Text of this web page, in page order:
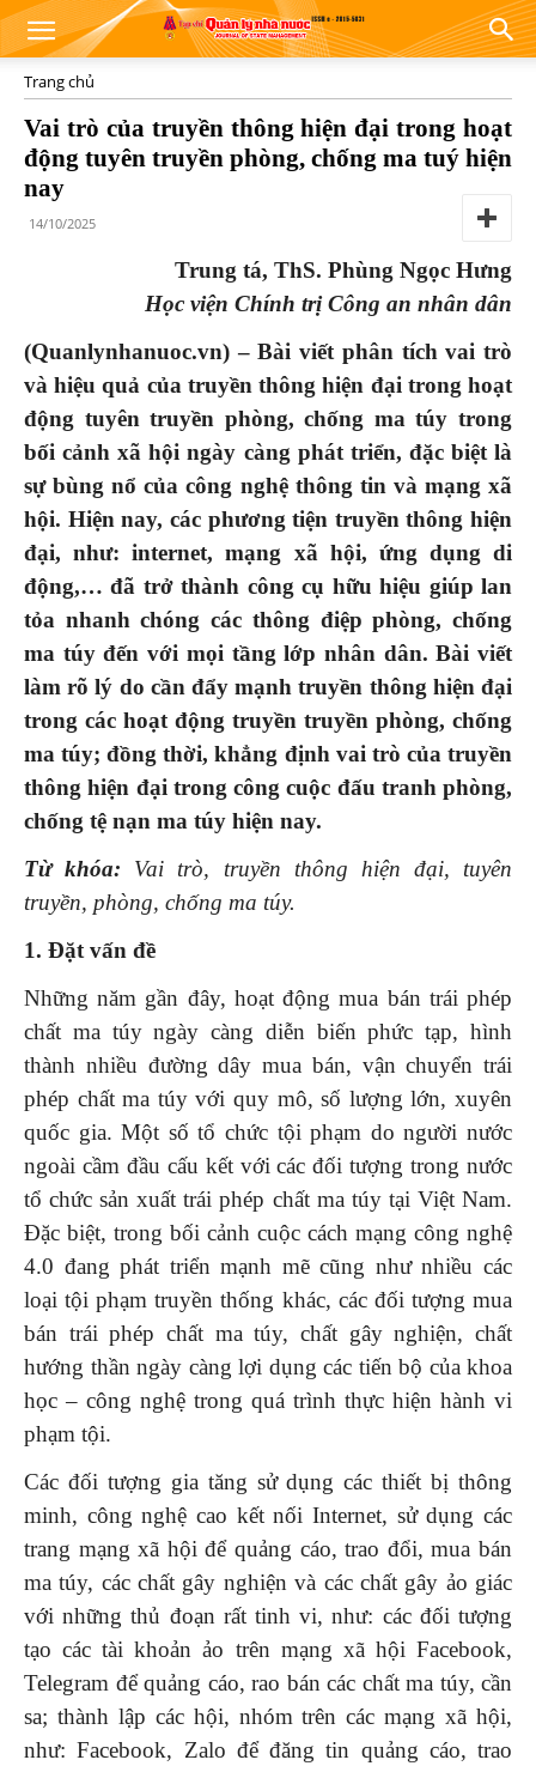
Trang chủ
Vai trò của truyền thông hiện đại trong hoạt
động tuyên truyền phòng, chống ma tuý hiện
nay
14/10/2025
Trung tá, ThS. Phùng Ngọc Hưng
Học viện Chính trị Công an nhân dân
(Quanlynhanuoc.vn) – Bài viết phân tích vai trò
và hiệu quả của truyền thông hiện đại trong hoạt
động tuyên truyền phòng, chống ma túy trong
bối cảnh xã hội ngày càng phát triển, đặc biệt là
sự bùng nổ của công nghệ thông tin và mạng xã
hội. Hiện nay, các phương tiện truyền thông hiện
đại, như: internet, mạng xã hội, ứng dụng di
động,… đã trở thành công cụ hữu hiệu giúp lan
tỏa nhanh chóng các thông điệp phòng, chống
ma túy đến với mọi tầng lớp nhân dân. Bài viết
làm rõ lý do cần đẩy mạnh truyền thông hiện đại
trong các hoạt động truyền truyền phòng, chống
ma túy; đồng thời, khẳng định vai trò của truyền
thông hiện đại trong công cuộc đấu tranh phòng,
chống tệ nạn ma túy hiện nay.
Từ khóa: Vai trò, truyền thông hiện đại, tuyên
truyền, phòng, chống ma túy.
1. Đặt vấn đề
Những năm gần đây, hoạt động mua bán trái phép
chất ma túy ngày càng diễn biến phức tạp, hình
thành nhiều đường dây mua bán, vận chuyển trái
phép chất ma túy với quy mô, số lượng lớn, xuyên
quốc gia. Một số tổ chức tội phạm do người nước
ngoài cầm đầu cấu kết với các đối tượng trong nước
tổ chức sản xuất trái phép chất ma túy tại Việt Nam.
Đặc biệt, trong bối cảnh cuộc cách mạng công nghệ
4.0 đang phát triển mạnh mẽ cũng như nhiều các
loại tội phạm truyền thống khác, các đối tượng mua
bán trái phép chất ma túy, chất gây nghiện, chất
hướng thần ngày càng lợi dụng các tiến bộ của khoa
học – công nghệ trong quá trình thực hiện hành vi
phạm tội.
Các đối tượng gia tăng sử dụng các thiết bị thông
minh, công nghệ cao kết nối Internet, sử dụng các
trang mạng xã hội để quảng cáo, trao đổi, mua bán
ma túy, các chất gây nghiện và các chất gây ảo giác
với những thủ đoạn rất tinh vi, như: các đối tượng
tạo các tài khoản ảo trên mạng xã hội Facebook,
Telegram để quảng cáo, rao bán các chất ma túy, cần
sa; thành lập các hội, nhóm trên các mạng xã hội,
như: Facebook, Zalo để đăng tin quảng cáo, trao